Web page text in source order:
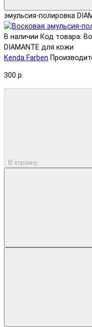
эмульсия-полировка
В наличии Код товара:
DIAMANTE для кожи
Kenda Farben
300 р.
В корзину